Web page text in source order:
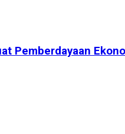
Pemberdayaan